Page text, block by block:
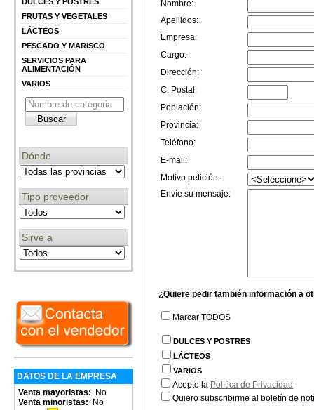
FRUTAS Y VEGETALES
LÁCTEOS
PESCADO Y MARISCO
SERVICIOS PARA
ALIMENTACIÓN
VARIOS
Dónde
Tipo proveedor
Sirve a
DATOS DE LA EMPRESA
Venta mayoristas:
No
Venta minoristas:
No
Nombre:
Apellidos:
Empresa:
Cargo:
Dirección:
C. Postal:
Población:
Provincia:
Teléfono:
E-mail:
Motivo petición:
Envíe su mensaje:
¿Quiere pedir también información a
Marcar TODOS
DULCES Y POSTRES
LÁCTEOS
VARIOS
Acepto la Política de Privacidad
Quiero subscribirme al boletín de